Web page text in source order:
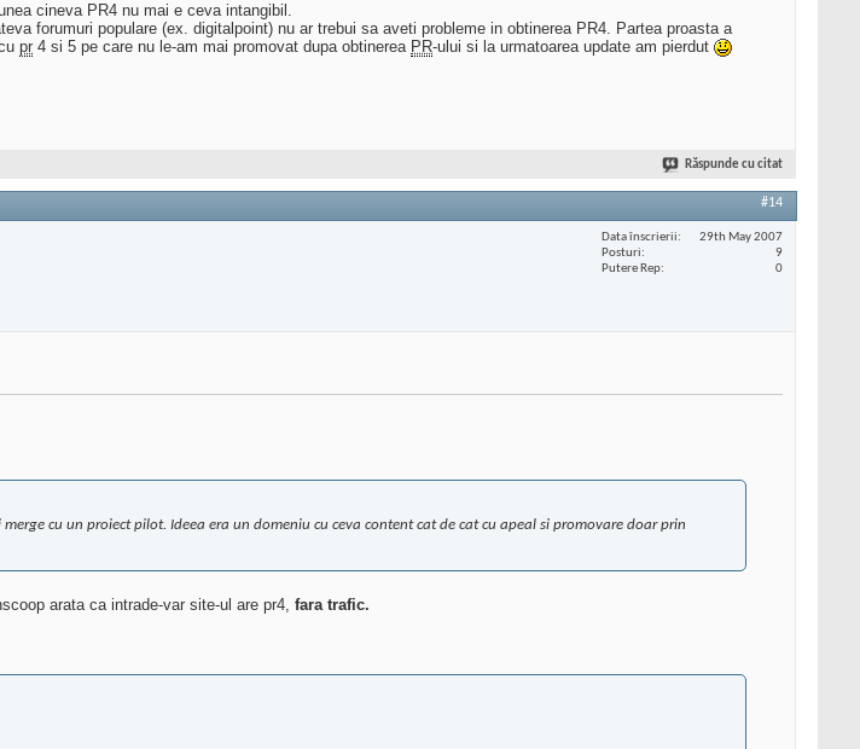
cineva PR4 nu mai e ceva intangibil.
forumuri populare (ex. digitalpoint) nu ar trebui sa aveti probleme in obtinerea PR4. Partea proasta a
pr 4 si 5 pe care nu le-am mai promovat dupa obtinerea PR-ului si la urmatoarea update am pierdut
Răspunde cu citat
#14
Data înscrierii
29th May 2007
Posturi
9
Putere Rep
0
cu un proiect pilot. Ideea era un domeniu cu ceva content cat de cat cu apeal si promovare doar prin
arata ca intrade-var site-ul are pr4, fara trafic.